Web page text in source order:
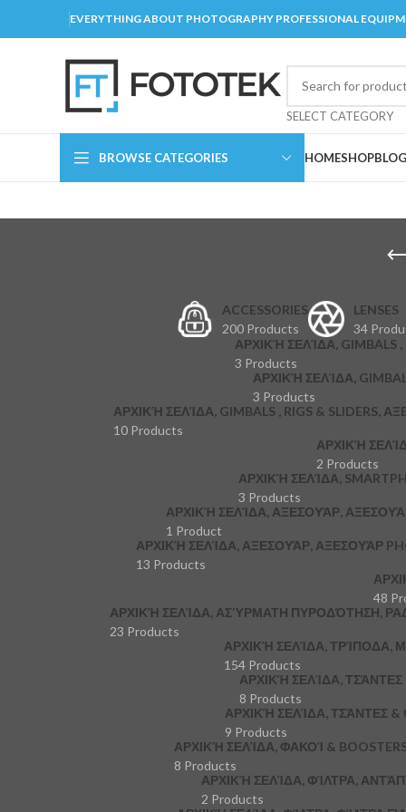
EVERYTHING ABOUT PHOTOGRAPHY PROFESSIONAL
SELECT CATEGORY
BROWSE CATEGORIES HOMESHOPBLOG
ACCESSORIES
200 Products
LENSES
34
ΑΡΧΙΚΉ ΣΕΛΊΔΑ, GIMBALS ,
3 Products
ΑΡΧΙΚΉ ΣΕΛΊΔΑ,
3 Products
ΑΡΧΙΚΉ ΣΕΛΊΔΑ, GIMBALS , RIGS & SLIDERS,
10 Products
ΑΡΧΙΚΉ
2 Products
ΑΡΧΙΚΉ ΣΕΛΊΔΑ,
3 Products
ΑΡΧΙΚΉ ΣΕΛΊΔΑ, ΑΞΕΣΟΥΆΡ,
1 Product
ΑΡΧΙΚΉ ΣΕΛΊΔΑ, ΑΞΕΣΟΥΆΡ, ΑΞΕΣΟΥΆΡ
13 Products
48
ΑΡΧΙΚΉ ΣΕΛΊΔΑ, ΑΣΎΡΜΑΤΗ ΠΥΡΟΔΌΤΗΣΗ,
23 Products
ΑΡΧΙΚΉ ΣΕΛΊΔΑ, ΤΡΊΠΟΔΑ,
154 Products
ΑΡΧΙΚΉ ΣΕΛΊΔΑ,
8 Products
ΑΡΧΙΚΉ ΣΕΛΊΔΑ, ΤΣΆΝΤΕΣ
9 Products
ΑΡΧΙΚΉ ΣΕΛΊΔΑ, ΦΑΚΟΊ &
8 Products
ΑΡΧΙΚΉ ΣΕΛΊΔΑ, ΦΊΛΤΡΑ,
2 Products